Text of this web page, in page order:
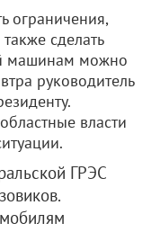
ограничения,
сделать
машинам можно
руководитель
власти
ГРЭС